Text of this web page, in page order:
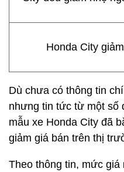
Honda City
Dù chưa có thông tin
nhưng tin tức từ một số
mẫu xe Honda City đã
giảm giá bán trên thị
Theo thông tin, mức